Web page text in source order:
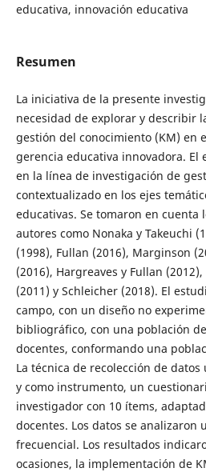
educativa, innovación educativa
Resumen
La iniciativa de la presente
necesidad de explorar y describir
gestión del conocimiento (KM) en
gerencia educativa innovadora. El
en la línea de investigación de
contextualizado en los ejes
educativas. Se tomaron en cuenta
autores como Nonaka y Takeuchi
(1998), Fullan (2016), Marginson
(2016), Hargreaves y Fullan
(2011) y Schleicher (2018). El
campo, con un diseño no
bibliográfico, con una población
docentes, conformando una
La técnica de recolección de
y como instrumento, un
investigador con 10 ítems,
docentes. Los datos se
frecuencial. Los resultados
ocasiones, la implementación de